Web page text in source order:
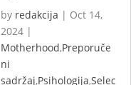
by redakcija | Oct 14,
2024 |
Motherhood,Preporuče
ni
sadržaj,Psihologija,Selec